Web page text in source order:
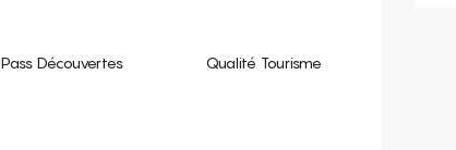
Pass Découvertes Qualité Tourisme